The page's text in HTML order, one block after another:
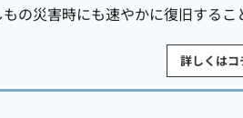
の災害時にも速やかに復旧する
詳しくはコ